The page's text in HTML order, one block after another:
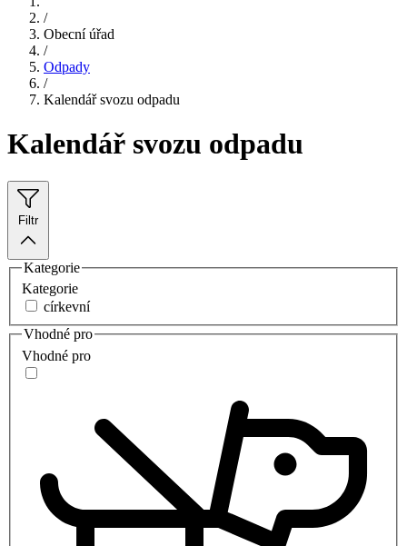
/
Obecní úřad
/
Odpady
/
Kalendář svozu odpadu
Kalendář svozu odpadu
Filtr
Kategorie
Kategorie
církevní
Vhodné pro
Vhodné pro